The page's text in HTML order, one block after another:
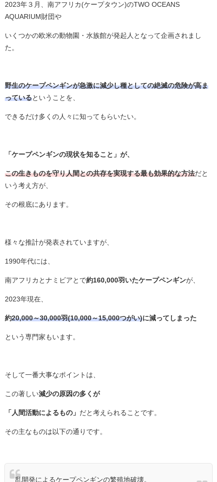
2023年３月、南アフリカ(ケープタウン)のTWO OCEANS
AQUARIUM財団や
いくつかの欧米の動物園・水族館が発起人となって企画されまし
た。
野生のケープペンギンが急激に減少し種としての絶滅の危険が高ま
っているということを、
できるだけ多くの人々に知ってもらいたい。
「ケープペンギンの現状を知ること」が、
この生きものを守り人間との共存を実現する最も効果的な方法だと
いう考え方が、
その根底にあります。
様々な推計が発表されていますが、
1990年代には、
南アフリカとナミビアとで約160,000羽いたケープペンギンが、
2023年現在、
約20,000～30,000羽(10,000～15,000つがい)に減ってしまった
という専門家もいます。
そして一番大事なポイントは、
この著しい減少の原因の多くが
「人間活動によるもの」 だと考えられることです。
その主なものは以下の通りです。
乱開発によるケープペンギンの繁殖地破壊。